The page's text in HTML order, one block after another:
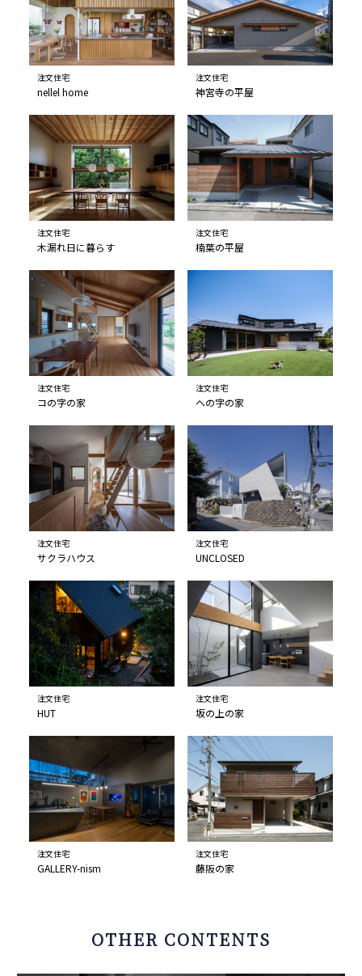
注文住宅
nellel home
注文住宅
神宮寺の平屋
注文住宅
木漏れ日に暮らす
注文住宅
楠葉の平屋
注文住宅
コの字の家
注文住宅
への字の家
注文住宅
サクラハウス
注文住宅
UNCLOSED
注文住宅
HUT
注文住宅
坂の上の家
注文住宅
GALLERY-nism
注文住宅
藤阪の家
OTHER CONTENTS